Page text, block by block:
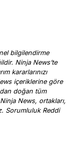
bilgilendirme
Ninja News’te
kararlarınızı
içeriklerine göre
doğan tüm
News, ortakları,
Sorumluluk Reddi